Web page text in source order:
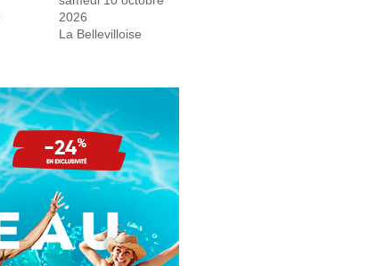
2026
La Bellevilloise